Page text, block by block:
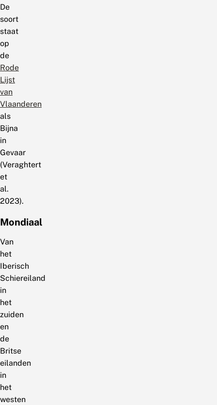
De
soort
staat
op
de
Rode
Lijst
van
Vlaanderen
als
Bijna
in
Gevaar
(Veraghtert
et
al.
2023).
Mondiaal
Van
het
Iberisch
Schiereiland
in
het
zuiden
en
de
Britse
eilanden
in
het
westen